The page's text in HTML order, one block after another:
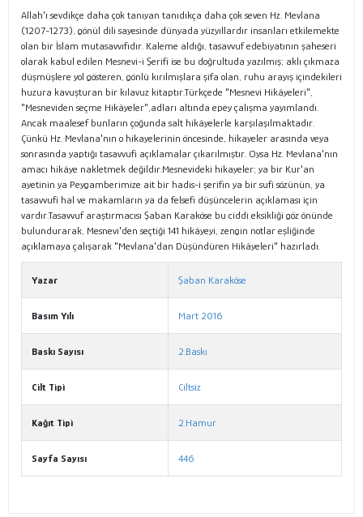
Allah'ı sevdikçe daha çok tanıyan tanıdıkça daha çok seven Hz. Mevlana
(1207-1273), gönül dili sayesinde dünyada yüzyıllardır insanları etkilemekte
olan bir İslam mutasavvıfıdır. Kaleme aldığı, tasavvuf edebiyatının şaheseri
olarak kabul edilen Mesnevi-i Şerifi ise bu doğrultuda yazılmış; aklı çıkmaza
düşmüşlere yol gösteren, gönlü kırılmışlara şifa olan, ruhu arayış içindekileri
huzura kavuşturan bir kılavuz kitaptır.Türkçede "Mesnevi Hikâyeleri",
"Mesneviden seçme Hikâyeler",adları altında epey çalışma yayımlandı.
Ancak maalesef bunların çoğunda salt hikâyelerle karşılaşılmaktadır.
Çünkü Hz. Mevlana'nın o hikayelerinin öncesinde, hikayeler arasında veya
sonrasında yaptığı tasavvufi açıklamalar çıkarılmıştır. Oysa Hz. Mevlana'nın
amacı hikâye nakletmek değildir.Mesnevideki hikayeler; ya bir Kur'an
ayetinin ya Peygamberimize ait bir hadis-i şerifin ya bir sufi sözünün, ya
tasavvufi hal ve makamların ya da felsefi düşüncelerin açıklaması için
vardır.Tasavvuf araştırmacısı Şaban Karaköse bu ciddi eksikliği göz önünde
bulundurarak, Mesnevi'den seçtiği 141 hikâyeyi, zengin notlar eşliğinde
açıklamaya çalışarak "Mevlana'dan Düşündüren Hikâyeleri" hazırladı.
Yazar Şaban Karaköse
Basım Yılı Mart 2016
Baskı Sayısı 2.Baskı
Cilt Tipi Ciltsiz
Kağıt Tipi 2.Hamur
Sayfa Sayısı 446